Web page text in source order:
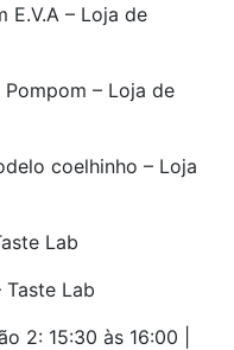
E.V.A – Loja de
– Loja de
coelhinho – Loja
Lab
Lab
2: 15:30 às 16:00 |